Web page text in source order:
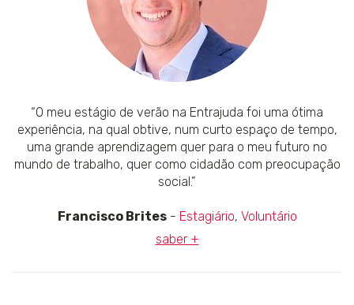
“O meu estágio de verão na Entrajuda foi uma ótima
experiência, na qual obtive, num curto espaço de tempo,
uma grande aprendizagem quer para o meu futuro no
mundo de trabalho, quer como cidadão com preocupação
social.”
Francisco Brites- Estagiário, Voluntário
saber +